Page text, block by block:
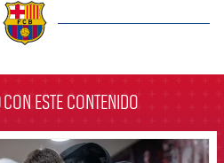
CON ESTE CONTENIDO
FCB Barcelona badge